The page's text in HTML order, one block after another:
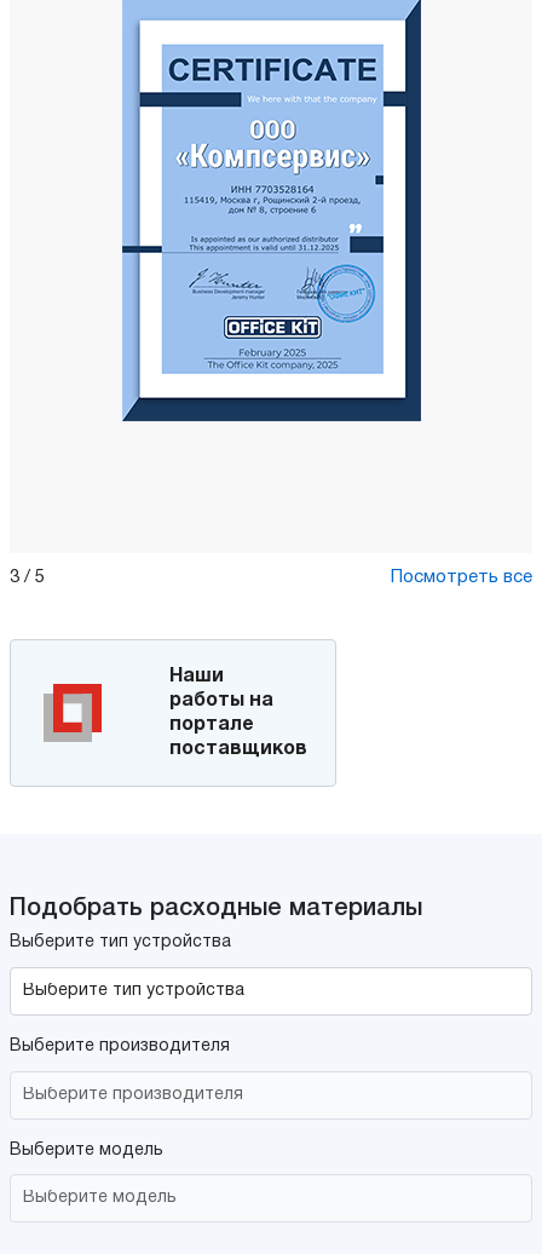
3 / 5 Посмотреть все
Наши
работы на
портале
поставщиков
Подобрать расходные материалы
Выберите тип устройства
Выберите производителя
Выберите модель